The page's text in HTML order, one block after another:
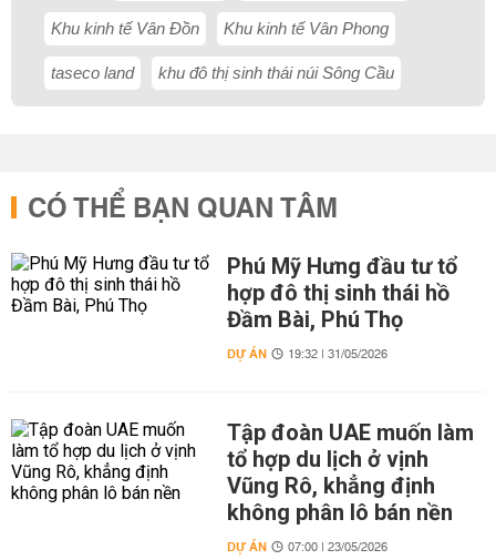
Khu kinh tế Vân Đồn Khu kinh tế Vân Phong
taseco land khu đô thị sinh thái núi Sông Cầu
CÓ THỂ BẠN QUAN TÂM
Phú Mỹ Hưng đầu tư tổ
hợp đô thị sinh thái hồ
Đầm Bài, Phú Thọ
DỰ ÁN 19:32 | 31/05/2026
Tập đoàn UAE muốn làm
tổ hợp du lịch ở vịnh
Vũng Rô, khẳng định
không phân lô bán nền
DỰ ÁN 07:00 | 23/05/2026